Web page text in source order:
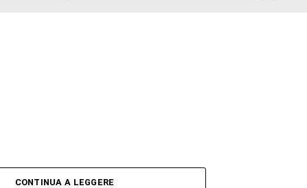
CONTINUA A LEGGERE